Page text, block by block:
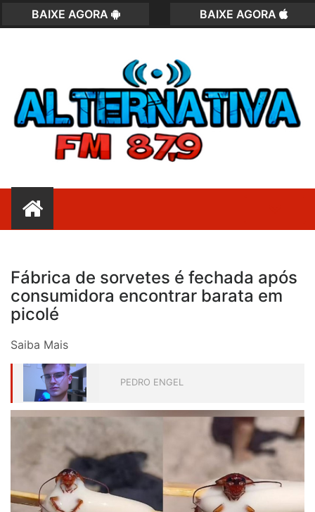
BAIXE AGORA BAIXE AGORA
Fábrica de sorvetes é fechada após
consumidora encontrar barata em
picolé
Saiba Mais
PEDRO ENGEL